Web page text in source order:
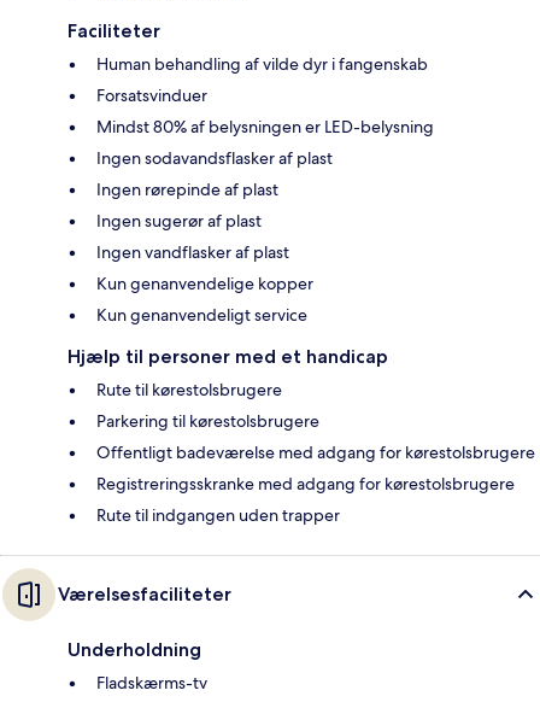
Faciliteter
Human behandling af vilde dyr i fangenskab
Forsatsvinduer
Mindst 80% af belysningen er LED-belysning
Ingen sodavandsflasker af plast
Ingen rørepinde af plast
Ingen sugerør af plast
Ingen vandflasker af plast
Kun genanvendelige kopper
Kun genanvendeligt service
Hjælp til personer med et handicap
Rute til kørestolsbrugere
Parkering til kørestolsbrugere
Offentligt badeværelse med adgang for kørestolsbrugere
Registreringsskranke med adgang for kørestolsbrugere
Rute til indgangen uden trapper
Værelsesfaciliteter
Underholdning
Fladskærms-tv